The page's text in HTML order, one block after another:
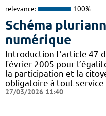
relevance: 100%
Schéma
numérique
Introduction L’article 47
février 2005 pour
la participation et la
obligatoire à tout service
27/03/2026 11:40